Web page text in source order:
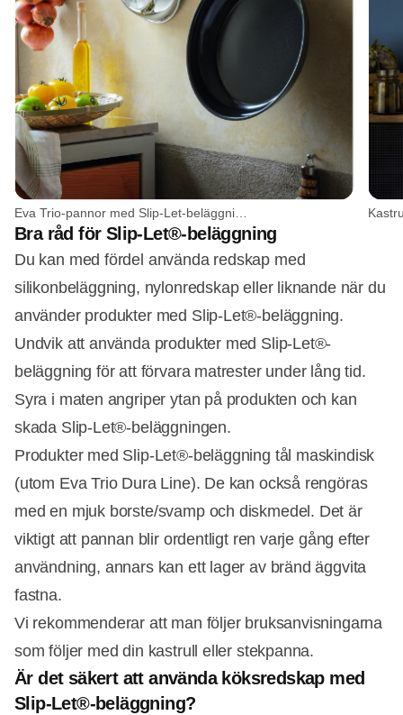
Bra råd för Slip-Let®-beläggning
Du kan med fördel använda redskap med
silikonbeläggning, nylonredskap eller liknande när du
använder produkter med Slip-Let®-beläggning.
Undvik att använda produkter med Slip-Let®-
beläggning för att förvara matrester under lång tid.
Syra i maten angriper ytan på produkten och kan
skada Slip-Let®-beläggningen.
Produkter med Slip-Let®-beläggning tål maskindisk
(utom Eva Trio Dura Line). De kan också rengöras
med en mjuk borste/svamp och diskmedel. Det är
viktigt att pannan blir ordentligt ren varje gång efter
användning, annars kan ett lager av bränd äggvita
fastna.
Vi rekommenderar att man följer bruksanvisningarna
som följer med din kastrull eller stekpanna.
Är det säkert att använda köksredskap med
Slip-Let®-beläggning?